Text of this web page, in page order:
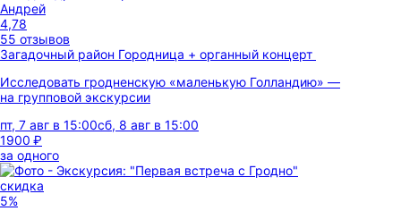
Андрей
4,78
55 отзывов
Загадочный район Городница + органный концерт
Исследовать гродненскую «маленькую Голландию» —
на групповой экскурсии
пт, 7 авг в 15:00сб, 8 авг в 15:00
1900 ₽
за одного
скидка
5%